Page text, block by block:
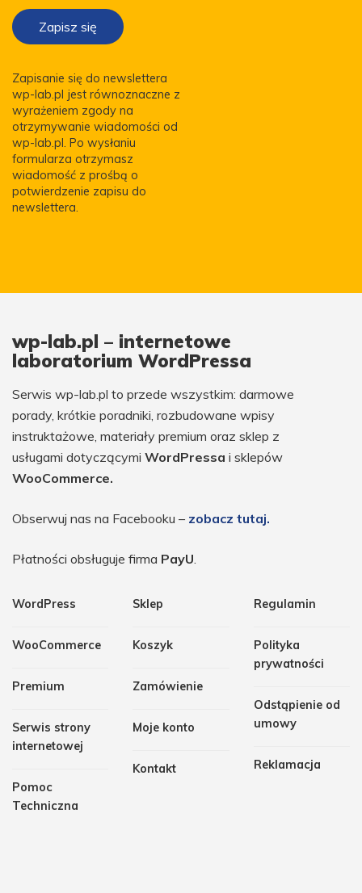
Zapisanie się do newslettera
wp-lab.pl jest równoznaczne z
wyrażeniem zgody na
otrzymywanie wiadomości od
wp-lab.pl. Po wysłaniu
formularza otrzymasz
wiadomość z prośbą o
potwierdzenie zapisu do
newslettera.
wp-lab.pl – internetowe
laboratorium WordPressa
Serwis wp-lab.pl to przede wszystkim: darmowe
porady, krótkie poradniki, rozbudowane wpisy
instruktażowe, materiały premium oraz sklep z
usługami dotyczącymi WordPressa i sklepów
WooCommerce.
Obserwuj nas na Facebooku – zobacz tutaj.
Płatności obsługuje firma PayU
WordPress
WooCommerce
Premium
Serwis strony
internetowej
Pomoc
Techniczna
Sklep
Koszyk
Zamówienie
Moje konto
Kontakt
Regulamin
Polityka
prywatności
Odstąpienie od
umowy
Reklamacja